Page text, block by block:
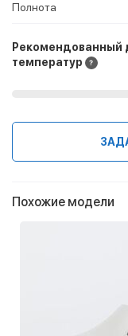
Полнота
Рекомендованный
температур
Похожие модели